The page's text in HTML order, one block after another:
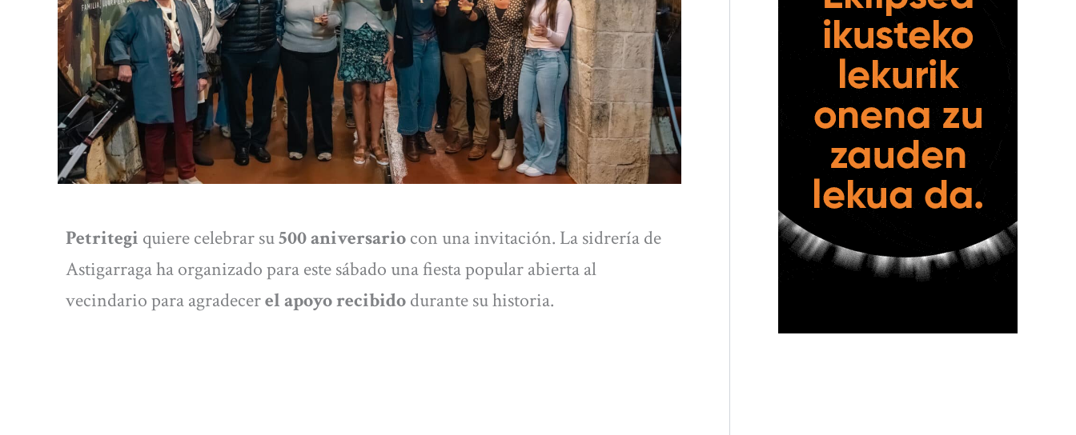
Petritegi quiere celebrar su500 aniversariocon una invitación. La sidrería de
Astigarraga ha organizado para este sábado una fiesta popular abierta al
vecindario para agradecerel apoyo recibidodurante su historia.